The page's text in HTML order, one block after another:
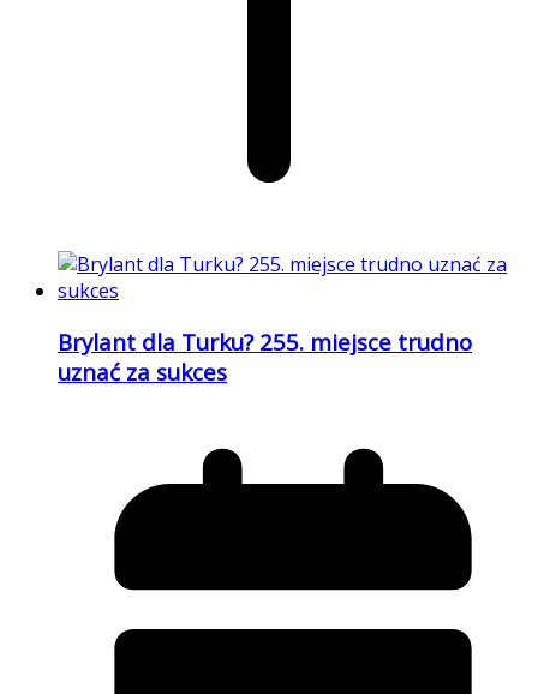
Brylant dla Turku? 255. miejsce trudno
uznać za sukces